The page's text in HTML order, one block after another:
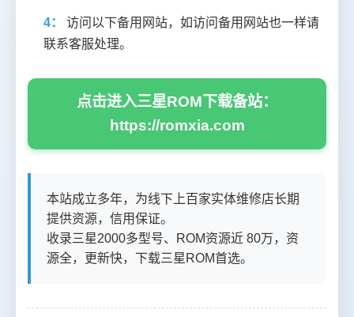
4：
访问以下备用网站，如访问备用网站也一样请
联系客服处理。
点击进入三星ROM下载备站：
https://romxia.com
本站成立多年，为线下上百家实体维修店长期
提供资源，信用保证。
收录三星2000多型号、ROM资源近 80万，资
源全，更新快，下载三星ROM首选。